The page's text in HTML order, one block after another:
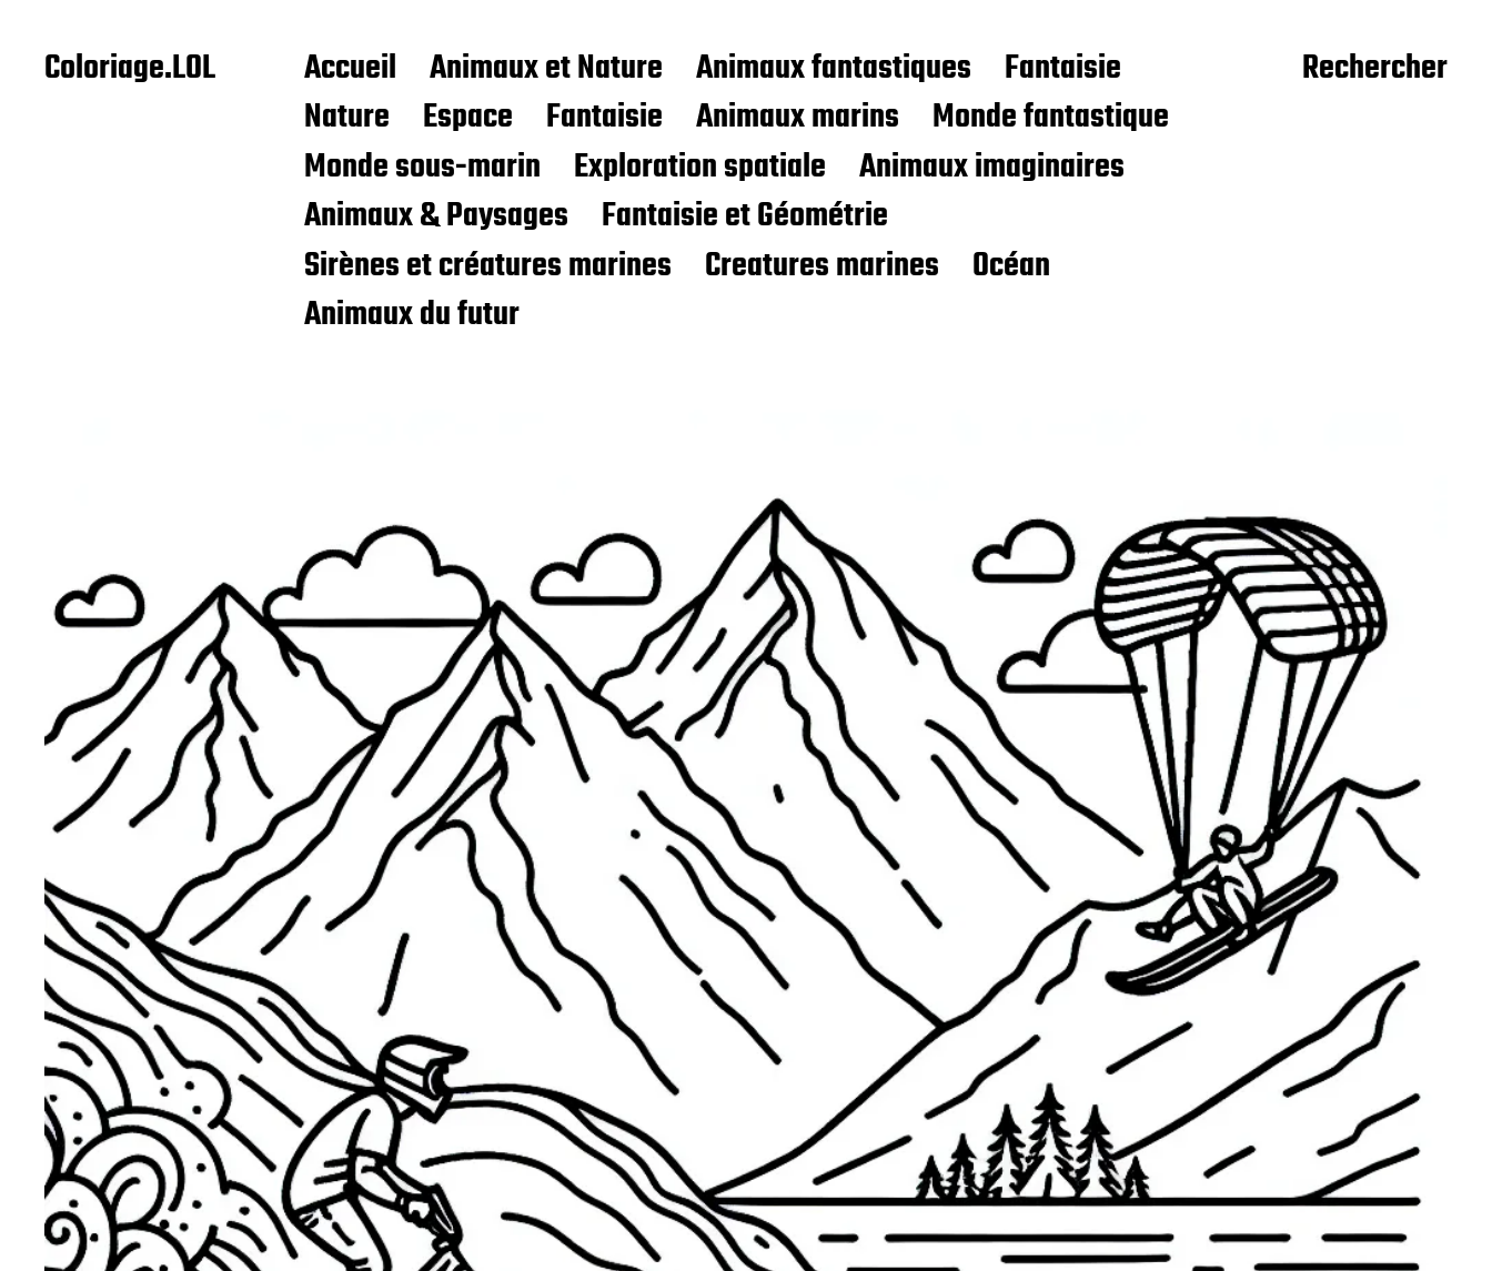
Coloriage.LOL Accueil Animaux et Nature Animaux fantastiques
Fantaisie
Nature
Espace Fantaisie Animaux marins
Monde fantastique
Monde sous-marin
Exploration spatiale
Animaux imaginaires
Animaux & Paysages
Fantaisie et Géométrie
Sirènes et créatures marines
Creatures marines
Océan
Animaux du futur
Rechercher